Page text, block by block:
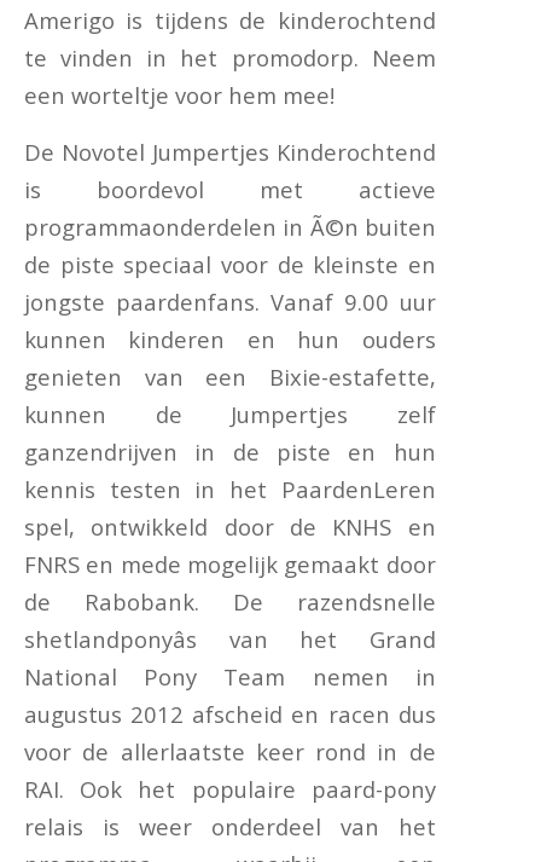
Amerigo is tijdens de kinderochtend
te vinden in het promodorp. Neem
een worteltje voor hem mee!
De Novotel Jumpertjes Kinderochtend
is boordevol met actieve
programmaonderdelen in Ã©n buiten
de piste speciaal voor de kleinste en
jongste paardenfans. Vanaf 9.00 uur
kunnen kinderen en hun ouders
genieten van een Bixie-estafette,
kunnen de Jumpertjes zelf
ganzendrijven in de piste en hun
kennis testen in het PaardenLeren
spel, ontwikkeld door de KNHS en
FNRS en mede mogelijk gemaakt door
de Rabobank. De razendsnelle
shetlandponyâs van het Grand
National Pony Team nemen in
augustus 2012 afscheid en racen dus
voor de allerlaatste keer rond in de
RAI. Ook het populaire paard-pony
relais is weer onderdeel van het